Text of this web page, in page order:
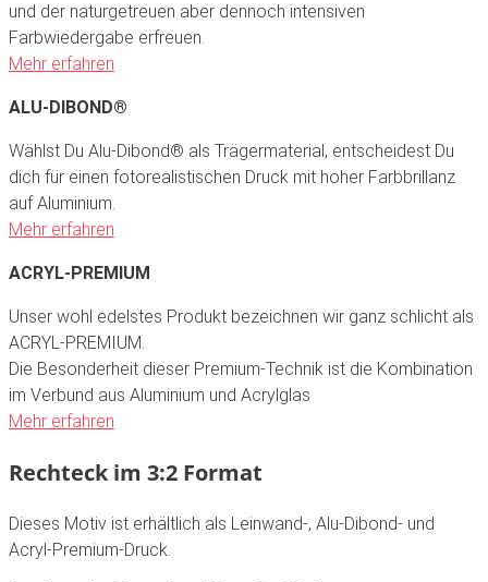
und der naturgetreuen aber dennoch intensiven
Farbwiedergabe erfreuen.
Mehr erfahren
ALU-DIBOND®
Wählst Du Alu-Dibond® als Trägermaterial, entscheidest Du
dich für einen fotorealistischen Druck mit hoher Farbbrillanz
auf Aluminium.
Mehr erfahren
ACRYL-PREMIUM
Unser wohl edelstes Produkt bezeichnen wir ganz schlicht als
ACRYL-PREMIUM.
Die Besonderheit dieser Premium-Technik ist die Kombination
im Verbund aus Aluminium und Acrylglas
Mehr erfahren
Rechteck im 3:2 Format
Dieses Motiv ist erhältlich als Leinwand-, Alu-Dibond- und
Acryl-Premium-Druck.